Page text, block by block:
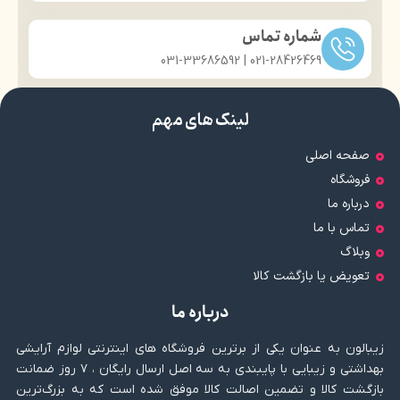
شماره تماس
021-28426469 | 031-33686592
لینک های مهم
صفحه اصلی
فروشگاه
درباره ما
تماس با ما
وبلاگ
تعویض یا بازگشت کالا
درباره ما
زیبالون به عنوان یکی از برترین فروشگاه های اینترنتی لوازم آرایشی
بهداشتی و زیبایی با پایبندی به سه اصل ارسال رایگان ، ۷ روز ضمانت
بازگشت کالا و تضمین اصالت کالا موفق شده است که به بزرگ‌ترین